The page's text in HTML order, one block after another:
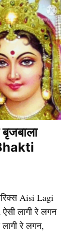
Aisi Lagi
लागी रे लगन
रे लगन,